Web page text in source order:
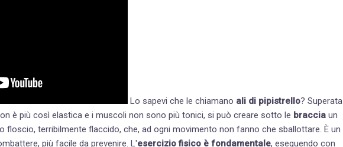
Lo sapevi che le chiamano ali di pipistrello? Superata
è più così elastica e i muscoli non sono più tonici, si può creare sotto le braccia un
terribilmente flaccido, che, ad ogni movimento non fanno che sballottare. È un
più facile da prevenire. L'esercizio fisico è fondamentale, eseguendo con